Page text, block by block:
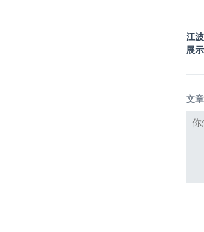
江
展
文